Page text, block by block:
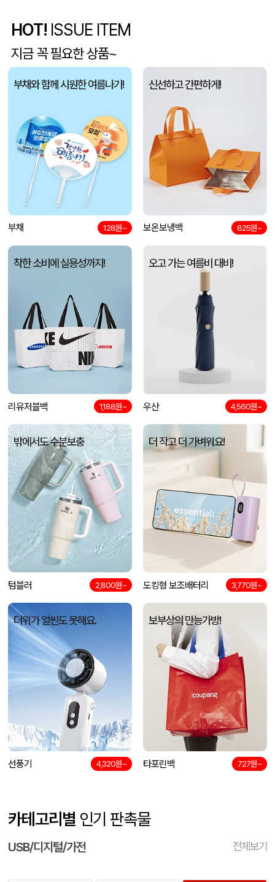
조OO
안OO 종이쇼핑백 08-06
김OO
최OO 부직포 합지 선물세트 08-06
조OO 16색상 두툼캔버스 컬러에코백 데님에코백(중)-(35x38x8cm) 08-06
한OO 08-06
이OO 종이쇼핑백_터크 (220x100x285mm) 08-06
HOT! ISSUE ITEM
지금 꼭 필요한 상품~
부채와 함께 시원한 여름나기!
부채 128원~
신선하고 간편하게!
보온보냉백 825원~
착한 소비에 실용성까지!
리유저블백 1,188원~
오고 가는 여름비 대비!
우산 4,560원~
밖에서도 수분보충
텀블러 2,800원~
더 작고 더 가벼워요!
도킹형 보조배터리 3,770원~
더위가 얼씬도 못해요.
선풍기 4,320원~
보부상의 만능가방!
타포린백 727원~
카테고리별 인기 판촉물
USB/디지털/가전 전체보기